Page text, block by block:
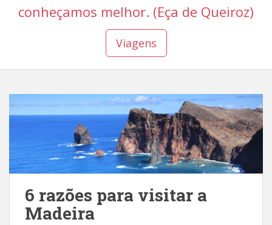
n
conheçamos melhor. (Eça de Queiroz)
Viagens
6 razões para visitar a
Madeira